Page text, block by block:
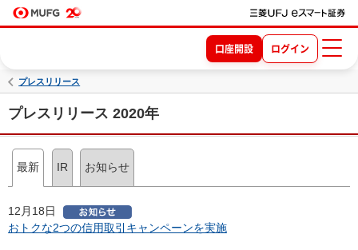
口座開設 ログイン
プレスリリース
プレスリリース 2020年
最新 IR お知らせ
12月18日
おトクな2つの信用取引キャンペーンを実施